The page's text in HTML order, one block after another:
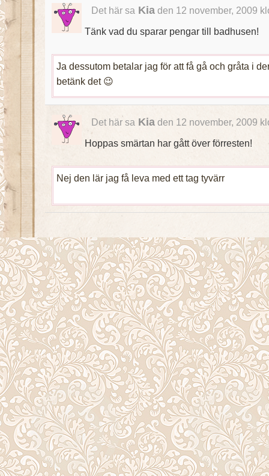
Det här sa Kiaden 12 november, 2009
Tänk vad du sparar pengar till badhusen!
Ja dessutom betalar jag för att få gå och gråta i
betänk det 😉
Det här sa Kiaden 12 november, 2009
Hoppas smärtan har gått över förresten!
Nej den lär jag få leva med ett tag tyvärr